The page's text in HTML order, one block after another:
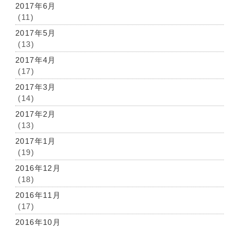
2017年6月
(11)
2017年5月
(13)
2017年4月
(17)
2017年3月
(14)
2017年2月
(13)
2017年1月
(19)
2016年12月
(18)
2016年11月
(17)
2016年10月